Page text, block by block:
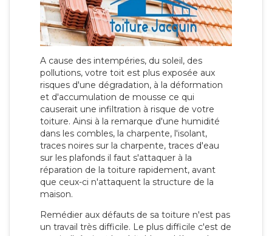
A cause des intempéries, du soleil, des
pollutions, votre toit est plus exposée aux
risques d'une dégradation, à la déformation
et d'accumulation de mousse ce qui
causerait une infiltration à risque de votre
toiture. Ainsi à la remarque d'une humidité
dans les combles, la charpente, l'isolant,
traces noires sur la charpente, traces d'eau
sur les plafonds il faut s'attaquer à la
réparation de la toiture rapidement, avant
que ceux-ci n'attaquent la structure de la
maison.
Remédier aux défauts de sa toiture n'est pas
un travail très difficile. Le plus difficile c'est de